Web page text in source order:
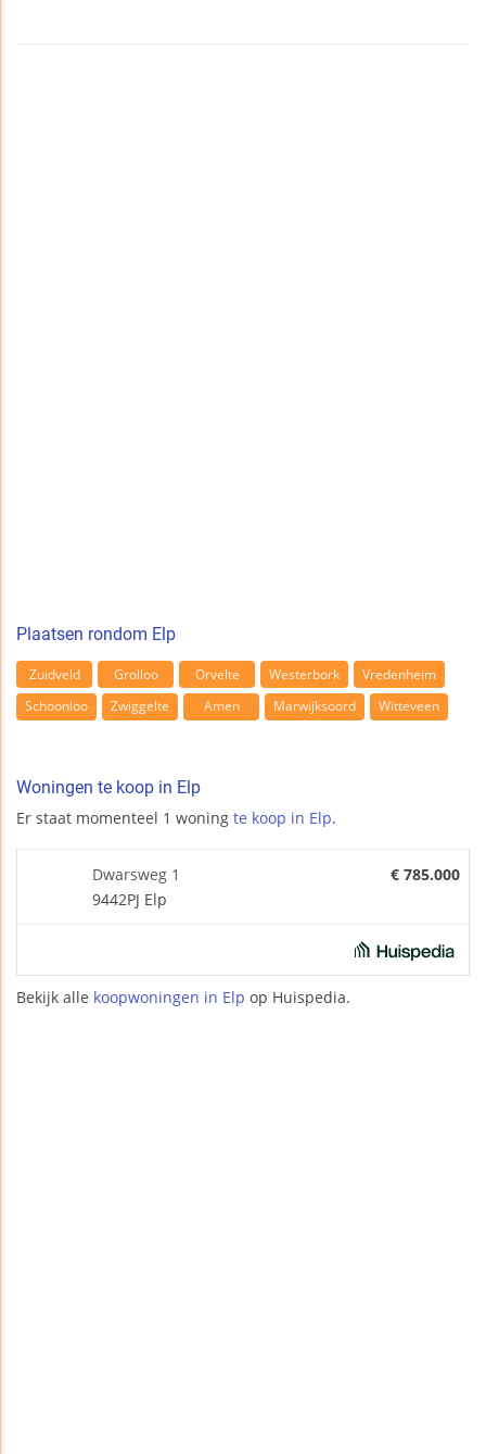
Plaatsen rondom Elp
Zuidveld Grolloo Orvelte Westerbork
Vredenheim
Schoonloo
Zwiggelte Amen Marwijksoord Witteveen
Woningen te koop in Elp
Er staat momenteel 1 woning te koop in Elp.
Dwarsweg 1
9442PJ Elp
€ 785.000
Bekijk alle koopwoningen in Elp op Huispedia.